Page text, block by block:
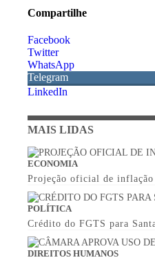
Compartilhe
Facebook
Twitter
WhatsApp
Telegram
LinkedIn
MAIS LIDAS
ECONOMIA
Projeção oficial de inflação
POLÍTICA
Crédito do FGTS para
DIREITOS HUMANOS